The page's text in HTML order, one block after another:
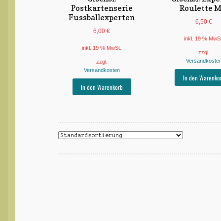
Postkartenserie
Fussballexperten
6,00€
inkl. 19 % MwSt.
zzgl.
Versandkosten
In den Warenkorb
Roulette
6,50€
inkl. 19 %
zzgl.
In den